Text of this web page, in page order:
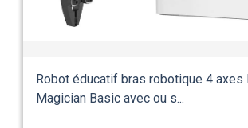
Robot éducatif bras robotique 4 axes
Magician Basic avec ou s...